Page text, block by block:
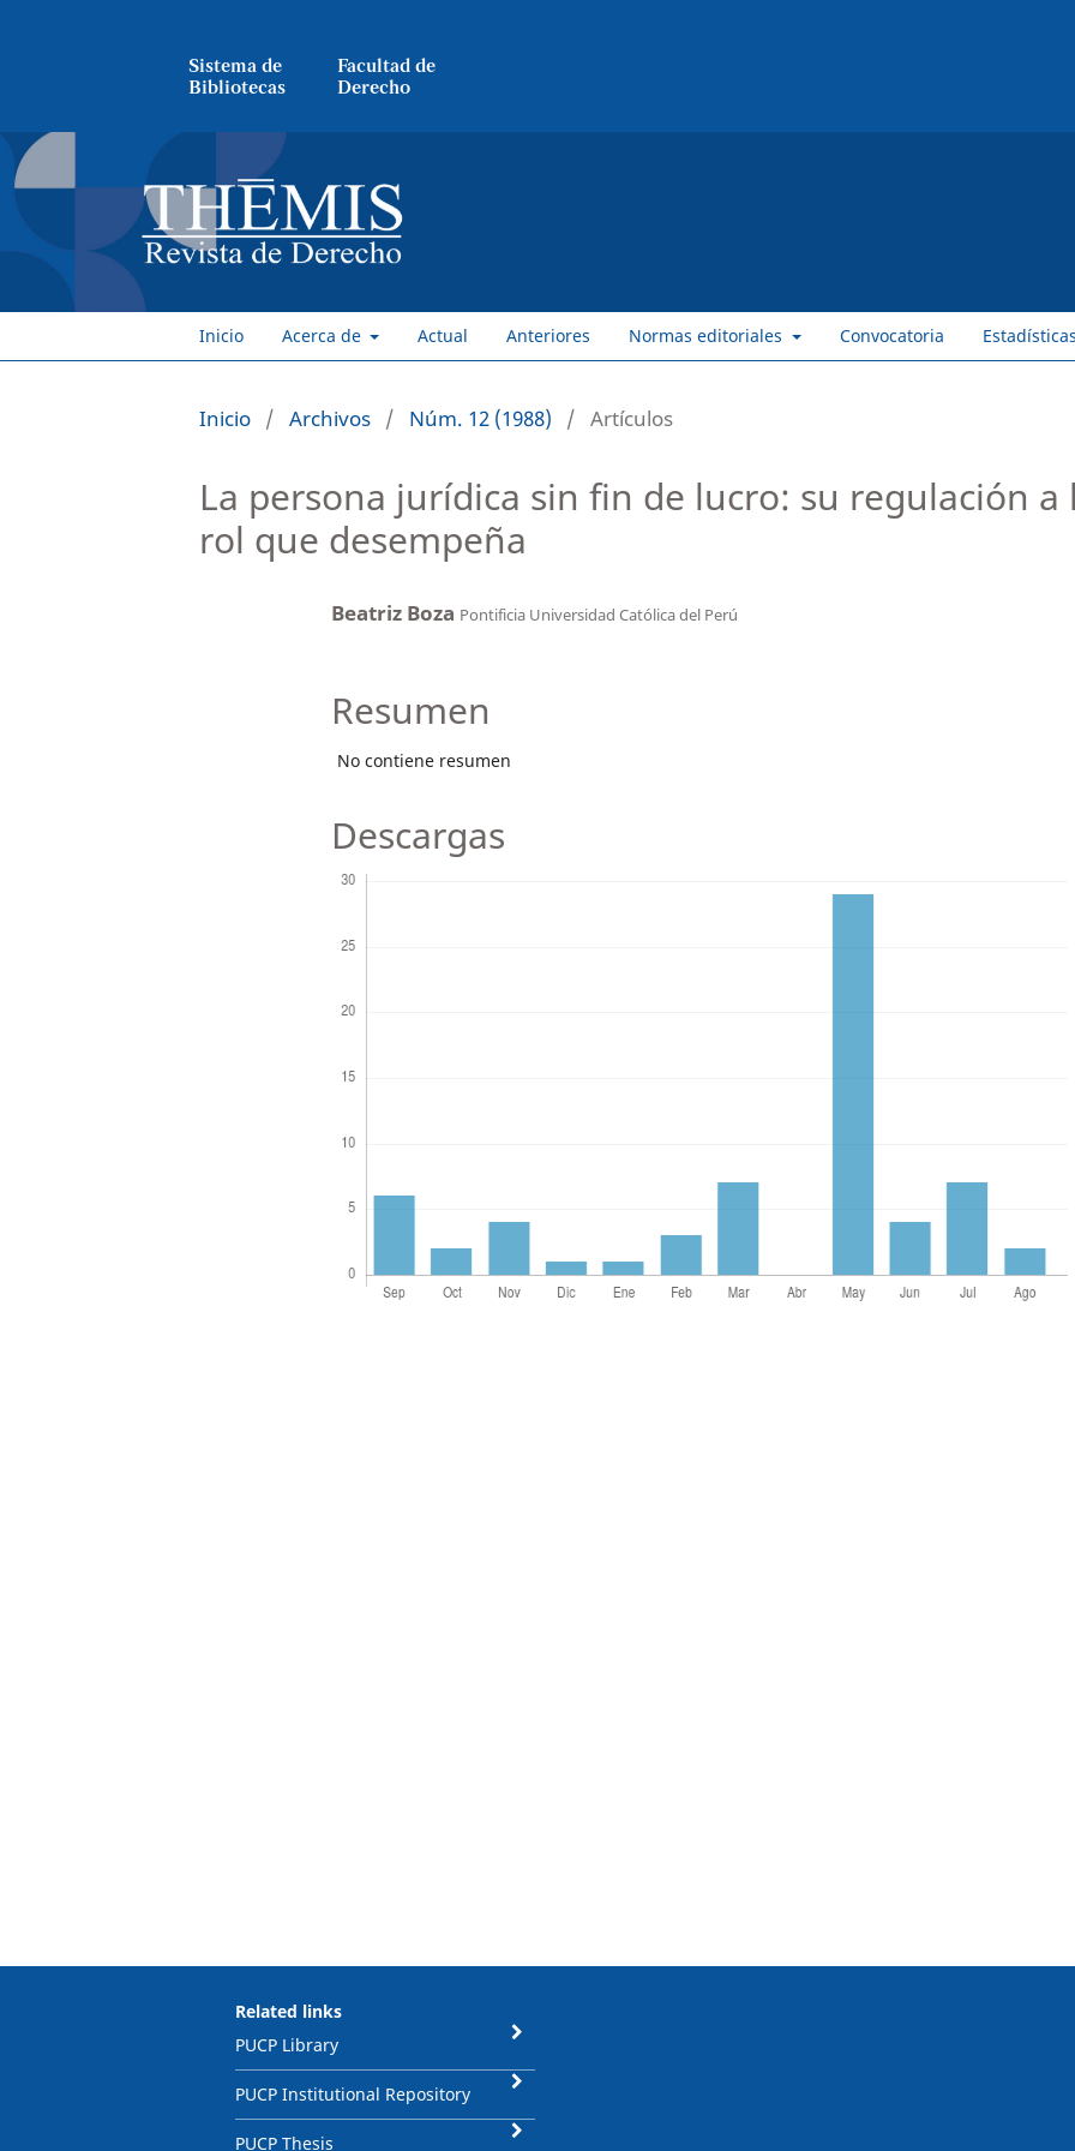
Sistema de
Bibliotecas
Facultad de
Derecho
Inicio Acerca de Actual Anteriores Normas editoriales Convocatoria
Inicio / Archivos / Núm. 12 (1988) / Artículos
La persona jurídica sin fin de lucro: su regulación a
rol que desempeña
Beatriz Boza Pontificia Universidad Católica del Perú
Resumen
No contiene resumen
Descargas
Related links
PUCP Library
PUCP Institutional Repository
PUCP Thesis